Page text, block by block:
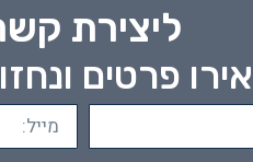
ליצירת
פרטים